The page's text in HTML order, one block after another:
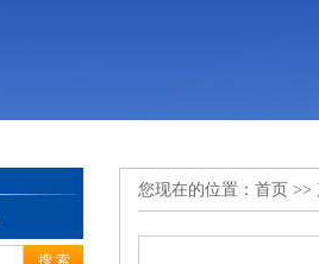
您现在的位置： 首页 >>